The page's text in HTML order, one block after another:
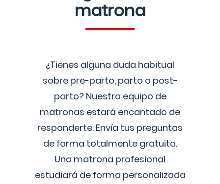
matrona
¿Tienes alguna duda habitual
sobre pre-parto, parto o post-
parto? Nuestro equipo de
matronas estará encantado de
responderte. Envía tus preguntas
de forma totalmente gratuita.
Una matrona profesional
estudiará de forma personalizada